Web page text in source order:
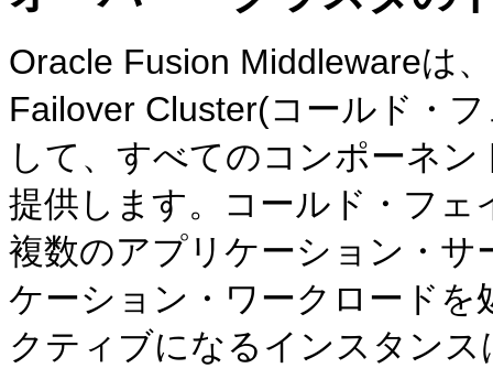
Oracle Fusion Middlewareは
Failover Cluster(コールド・
して、すべてのコンポーネ
提供します。コールド・フ
複数のアプリケーション・
ケーション・ワークロード
クティブになるインスタン